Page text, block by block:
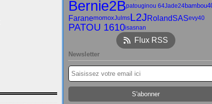
Bernie2Bpatouginou 64Jade24
FaranemomoxJulmsL2JRolandSASevy40
PATOU 1610isasnan
Flux RSS
Newsletter